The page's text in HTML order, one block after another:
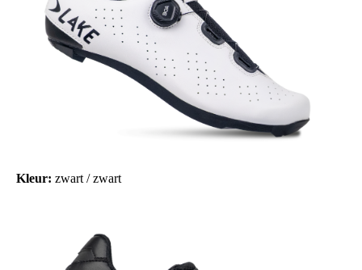
Kleur: zwart / zwart